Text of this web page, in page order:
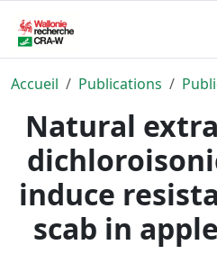
Accueil Publications
Natural
induce
scab in